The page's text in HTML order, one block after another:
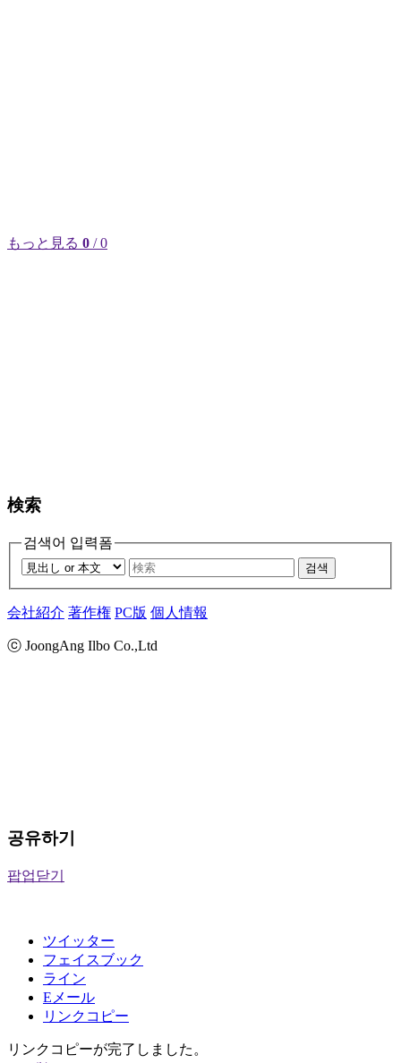
もっと見る 0 / 0
検索
검색어 입력폼
검색
会社紹介 著作権 PC版 個人情報
ⓒ JoongAng Ilbo Co.,Ltd
공유하기
팝업닫기
ツイッター
フェイスブック
ライン
Eメール
リンクコピー
リンクコピーが完了しました。